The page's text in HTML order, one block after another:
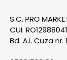
S.C. PRO
CUI:
Bd. A.I. Cuza